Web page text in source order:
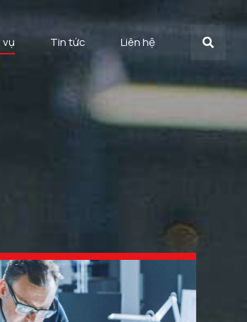
vụ Tin tức Liên hệ